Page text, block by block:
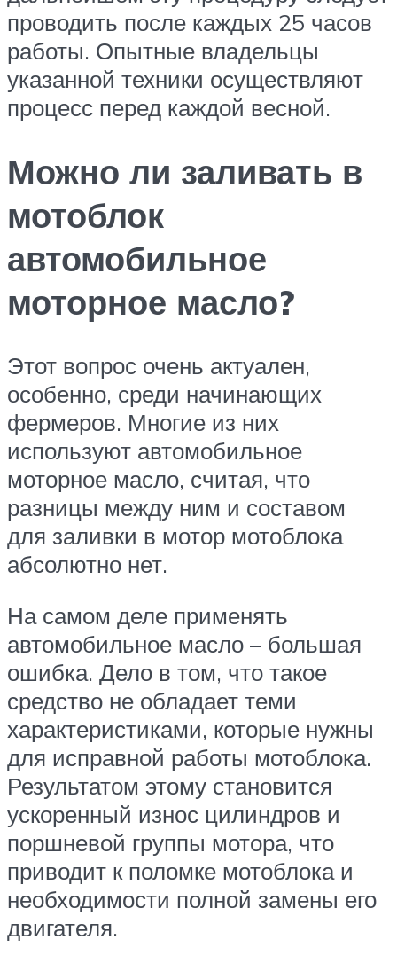
проводить после каждых 25 часов
работы. Опытные владельцы
указанной техники осуществляют
процесс перед каждой весной.
Можно ли заливать в
мотоблок
автомобильное
моторное масло?
Этот вопрос очень актуален,
особенно, среди начинающих
фермеров. Многие из них
используют автомобильное
моторное масло, считая, что
разницы между ним и составом
для заливки в мотор мотоблока
абсолютно нет.
На самом деле применять
автомобильное масло – большая
ошибка. Дело в том, что такое
средство не обладает теми
характеристиками, которые нужны
для исправной работы мотоблока.
Результатом этому становится
ускоренный износ цилиндров и
поршневой группы мотора, что
приводит к поломке мотоблока и
необходимости полной замены его
двигателя.